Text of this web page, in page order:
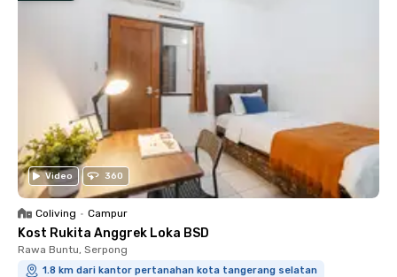
Video 360
Coliving • Campur
Kost Rukita Anggrek Loka BSD
Rawa Buntu, Serpong
1.8 km dari kantor pertanahan kota tangerang selatan